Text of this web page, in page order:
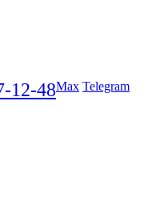
12-48Max Telegram